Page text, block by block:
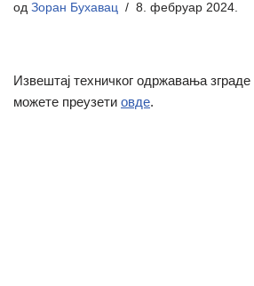
од Зоран Бухавац 8. фебруар 2024.
Извештај техничког одржавања зграде
можете преузети овде.